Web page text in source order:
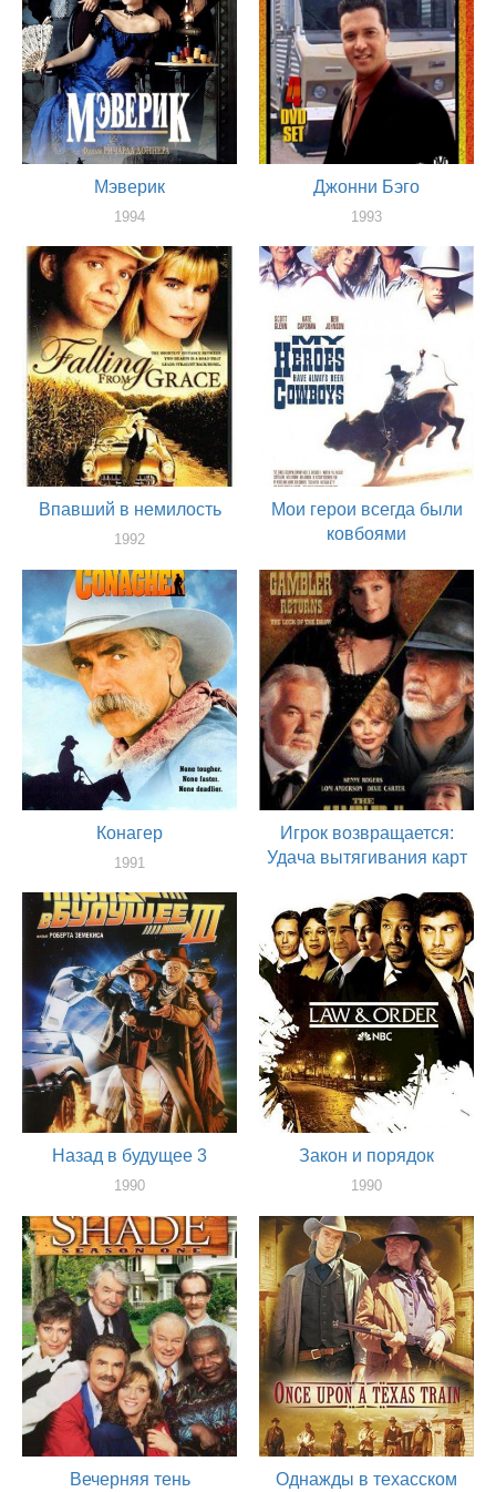
Мэверик
1994
Джонни Бэго
1993
Впавший в немилость
1992
Мои герои всегда были
ковбоями
актер
Конагер
1991
Игрок возвращается:
Удача вытягивания карт
актер
Назад в будущее 3
1990
Закон и порядок
1990
Вечерняя тень
Однажды в техасском